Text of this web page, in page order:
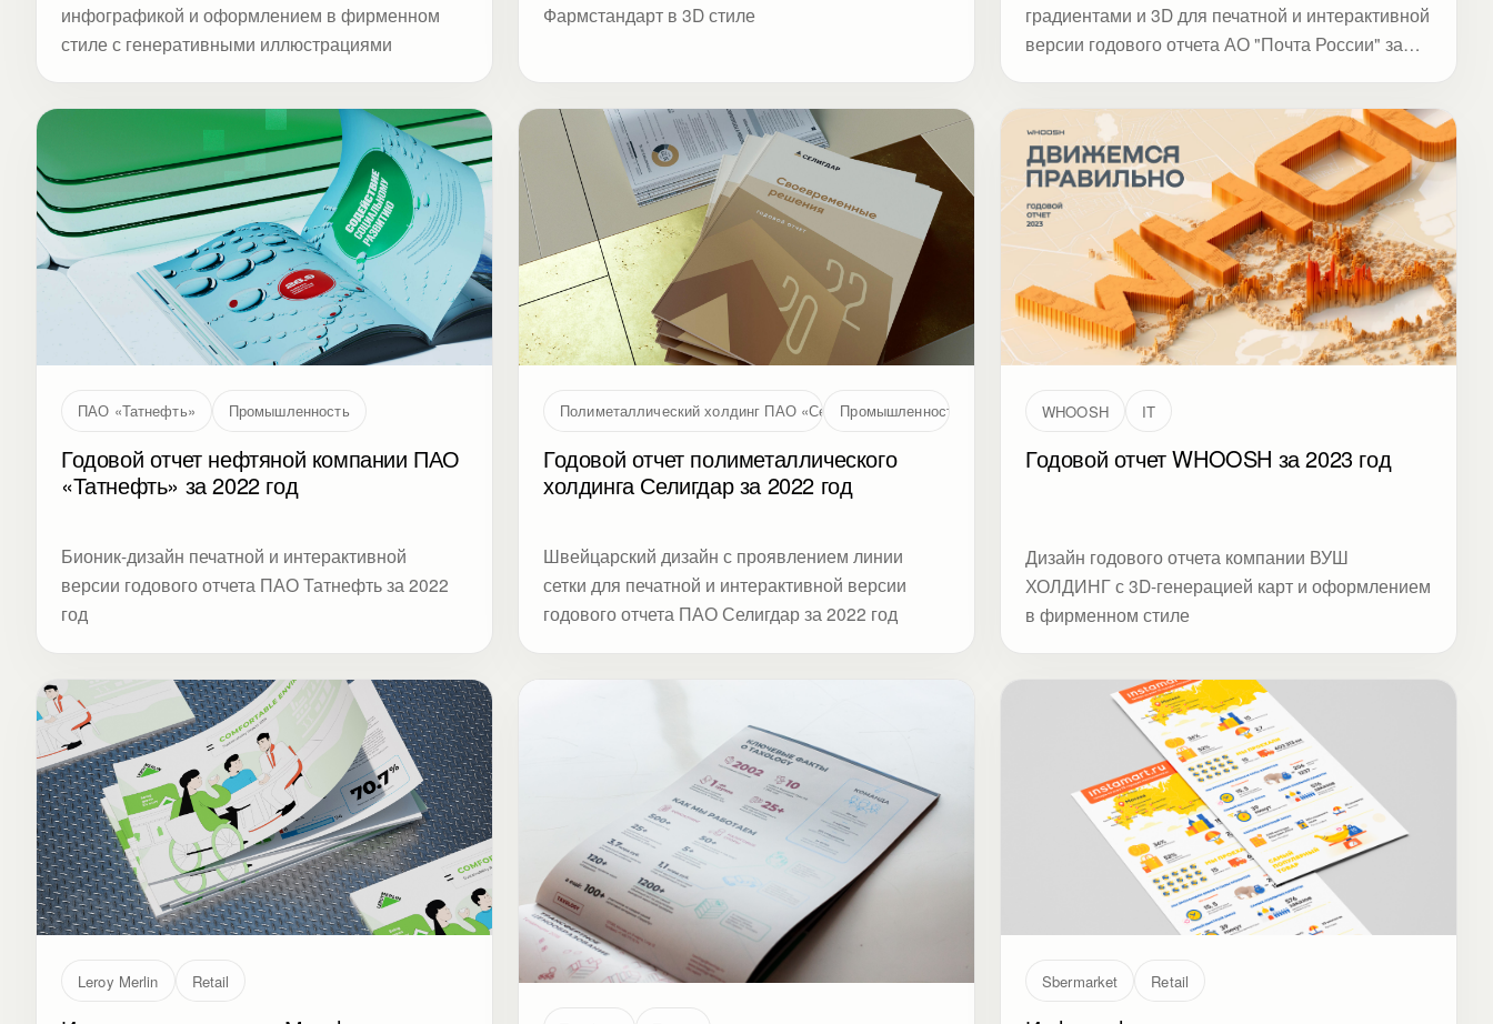
инфографикой и оформлением в фирменном
стиле с генеративными иллюстрациями
Фармстандарт в 3D стиле
градиентами и 3D для печатной и интерактивной
версии годового отчета АО "Почта России" за
ПАО «Татнефть» Промышленность
Годовой отчет нефтяной компании ПАО
«Татнефть» за 2022 год
Бионик-дизайн печатной и интерактивной
версии годового отчета ПАО Татнефть за 2022
год
Полиметаллический холдинг ПАО «Селигдар»Промышленность
Годовой отчет полиметаллического
холдинга Селигдар за 2022 год
Швейцарский дизайн с проявлением линии
сетки для печатной и интерактивной версии
годового отчета ПАО Селигдар за 2022 год
WHOOSH IT
Годовой отчет WHOOSH за 2023 год
Дизайн годового отчета компании ВУШ
ХОЛДИНГ с 3D-генерацией карт и оформлением
в фирменном стиле
Leroy Merlin Retail Sbermarket Retail